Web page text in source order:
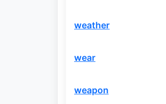
weather
wear
weapon